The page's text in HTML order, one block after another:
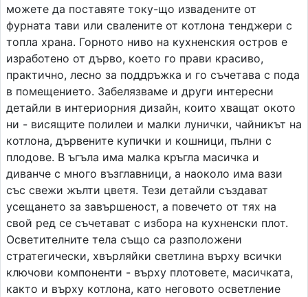
можете да поставяте току-що извадените от
фурната тави или свалените от котлона тенджери с
топла храна. Горното ниво на кухненския остров е
изработено от дърво, което го прави красиво,
практично, лесно за поддръжка и го съчетава с пода
в помещението. Забелязваме и други интересни
детайли в интериорния дизайн, които хващат окото
ни - висящите полилеи и малки лунички, чайникът на
котлона, дървените купички и кошници, пълни с
плодове. В ъгъла има малка кръгла масичка и
диванче с много възглавници, а наоколо има вази
със свежи жълти цветя. Тези детайли създават
усещането за завършеност, а повечето от тях на
свой ред се съчетават с избора на кухненски плот.
Осветителните тела също са разположени
стратегически, хвърляйки светлина върху всички
ключови компоненти - върху плотовете, масичката,
както и върху котлона, като неговото осветление